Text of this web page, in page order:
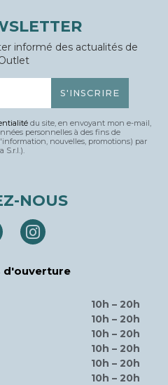
informé des actualités de
du site, en envoyant mon e-mail,
personnelles à des fins de
nouvelles, promotions) par
NOUS
d'ouverture
10h – 20h
10h – 20h
10h – 20h
10h – 20h
10h – 20h
10h – 20h